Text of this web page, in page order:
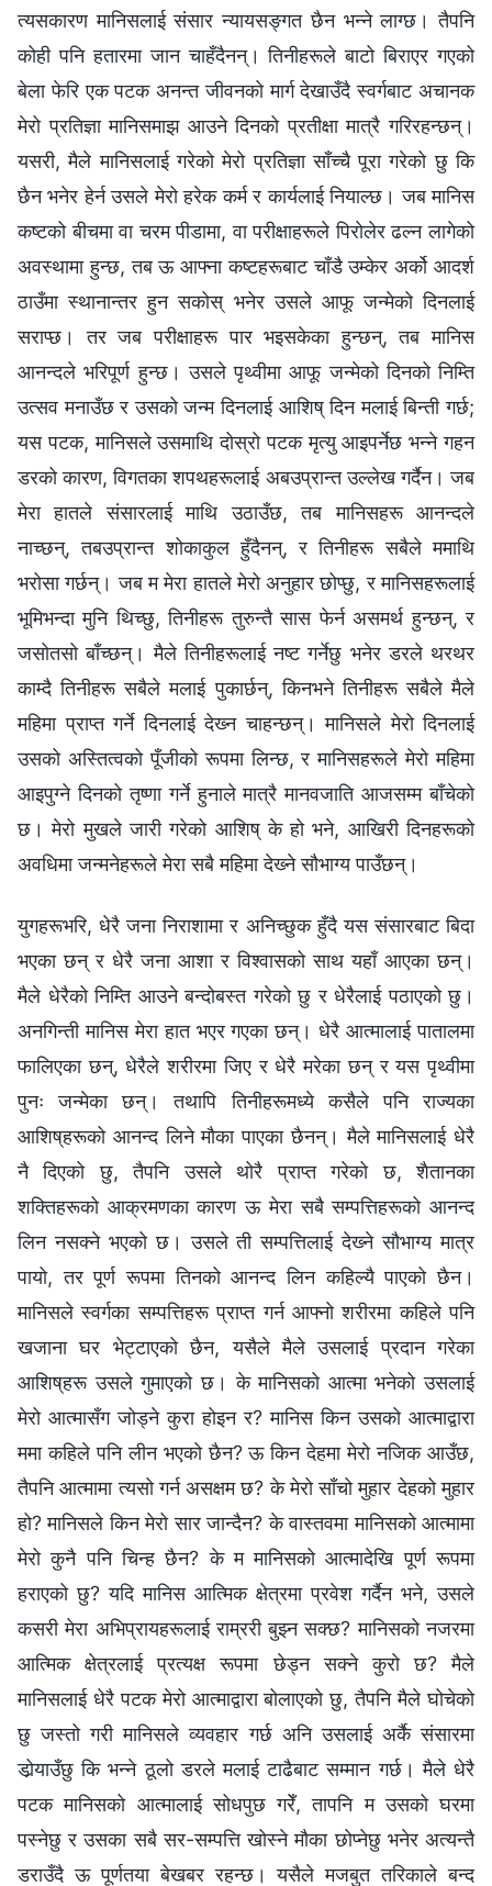
त्यसकारण मानिसलाई संसार न्यायसङ्गत छैन भन्‍ने लाग्छ। तैपनि
कोही पनि हतारमा जान चाहँदैनन्। तिनीहरूले बाटो बिराएर गएको
बेला फेरि एक पटक अनन्त जीवनको मार्ग देखाउँदै स्वर्गबाट अचानक
मेरो प्रतिज्ञा मानिसमाझ आउने दिनको प्रतीक्षा मात्रै गरिरहन्छन्।
यसरी, मैले मानिसलाई गरेको मेरो प्रतिज्ञा साँच्‍चै पूरा गरेको छु कि
छैन भनेर हेर्न उसले मेरो हरेक कर्म र कार्यलाई नियाल्छ। जब मानिस
कष्टको बीचमा वा चरम पीडामा, वा परीक्षाहरूले पिरोलेर ढल्‍न लागेको
अवस्थामा हुन्छ, तब ऊ आफ्‍ना कष्टहरूबाट चाँडै उम्केर अर्को आदर्श
ठाउँमा स्थानान्तर हुन सकोस् भनेर उसले आफू जन्‍मेको दिनलाई
सराप्छ। तर जब परीक्षाहरू पार भइसकेका हुन्छन्, तब मानिस
आनन्दले भरिपूर्ण हुन्छ। उसले पृथ्वीमा आफू जन्‍मेको दिनको निम्ति
उत्सव मनाउँछ र उसको जन्‍म दिनलाई आशिष्‌ दिन मलाई बिन्ती गर्छ;
यस पटक, मानिसले उसमाथि दोस्रो पटक मृत्यु आइपर्नेछ भन्‍ने गहन
डरको कारण, विगतका शपथहरूलाई अबउप्रान्त उल्‍लेख गर्दैन। जब
मेरा हातले संसारलाई माथि उठाउँछ, तब मानिसहरू आनन्दले
नाच्छन्, तबउप्रान्त शोकाकुल हुँदैनन्, र तिनीहरू सबैले ममाथि
भरोसा गर्छन्। जब म मेरा हातले मेरो अनुहार छोप्छु, र मानिसहरूलाई
भूमिभन्दा मुनि थिच्छु, तिनीहरू तुरुन्तै सास फेर्न असमर्थ हुन्छन्, र
जसोतसो बाँच्‍छन्। मैले तिनीहरूलाई नष्ट गर्नेछु भनेर डरले थरथर
काम्दै तिनीहरू सबैले मलाई पुकार्छन्, किनभने तिनीहरू सबैले मैले
महिमा प्राप्त गर्ने दिनलाई देख्‍न चाहन्छन्। मानिसले मेरो दिनलाई
उसको अस्तित्वको पूँजीको रूपमा लिन्छ, र मानिसहरूले मेरो महिमा
आइपुग्‍ने दिनको तृष्णा गर्ने हुनाले मात्रै मानवजाति आजसम्‍म बाँचेको
छ। मेरो मुखले जारी गरेको आशिष्‌ के हो भने, आखिरी दिनहरूको
अवधिमा जन्‍मनेहरूले मेरा सबै महिमा देख्‍ने सौभाग्य पाउँछन्।
युगहरूभरि, धेरै जना निराशामा र अनिच्छुक हुँदै यस संसारबाट बिदा
भएका छन् र धेरै जना आशा र विश्‍वासको साथ यहाँ आएका छन्।
मैले धेरैको निम्ति आउने बन्दोबस्त गरेको छु र धेरैलाई पठाएको छु।
अनगिन्ती मानिस मेरा हात भएर गएका छन्। धेरै आत्मालाई पातालमा
फालिएका छन्, धेरैले शरीरमा जिए र धेरै मरेका छन् र यस पृथ्वीमा
पुनः जन्मेका छन्। तथापि तिनीहरूमध्ये कसैले पनि राज्यका
आशिष्‌हरूको आनन्द लिने मौका पाएका छैनन्। मैले मानिसलाई धेरै
नै दिएको छु, तैपनि उसले थोरै प्राप्त गरेको छ, शैतानका
शक्तिहरूको आक्रमणका कारण ऊ मेरा सबै सम्पत्तिहरूको आनन्द
लिन नसक्ने भएको छ। उसले ती सम्पत्तिलाई देख्‍ने सौभाग्य मात्र
पायो, तर पूर्ण रूपमा तिनको आनन्द लिन कहिल्यै पाएको छैन।
मानिसले स्वर्गका सम्पत्तिहरू प्राप्त गर्न आफ्‍नो शरीरमा कहिले पनि
खजाना घर भेट्टाएको छैन, यसैले मैले उसलाई प्रदान गरेका
आशिष्‌हरू उसले गुमाएको छ। के मानिसको आत्मा भनेको उसलाई
मेरो आत्मासँग जोड्ने कुरा होइन र? मानिस किन उसको आत्माद्वारा
ममा कहिले पनि लीन भएको छैन? ऊ किन देहमा मेरो नजिक आउँछ,
तैपनि आत्मामा त्यसो गर्न असक्षम छ? के मेरो साँचो मुहार देहको मुहार
हो? मानिसले किन मेरो सार जान्दैन? के वास्तवमा मानिसको आत्मामा
मेरो कुनै पनि चिन्‍ह छैन? के म मानिसको आत्मादेखि पूर्ण रूपमा
हराएको छु? यदि मानिस आत्मिक क्षेत्रमा प्रवेश गर्दैन भने, उसले
कसरी मेरा अभिप्रायहरूलाई राम्ररी बुझ्‍न सक्छ? मानिसको नजरमा
आत्मिक क्षेत्रलाई प्रत्यक्ष रूपमा छेड्न सक्‍ने कुरो छ? मैले
मानिसलाई धेरै पटक मेरो आत्माद्वारा बोलाएको छु, तैपनि मैले घोचेको
छु जस्तो गरी मानिसले व्यवहार गर्छ अनि उसलाई अर्कै संसारमा
डोर्‍याउँछु कि भन्‍ने ठूलो डरले मलाई टाढैबाट सम्‍मान गर्छ। मैले धेरै
पटक मानिसको आत्मालाई सोधपुछ गरेँ, तापनि म उसको घरमा
पस्‍नेछु र उसका सबै सर-सम्पत्ति खोस्ने मौका छोप्‍नेछु भनेर अत्यन्तै
डराउँदै ऊ पूर्णतया बेखबर रहन्छ। यसैले मजबुत तरिकाले बन्द